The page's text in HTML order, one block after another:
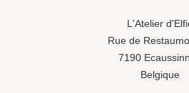
L'Atelier
Rue de
7190
Belgique